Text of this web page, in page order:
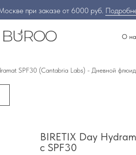
при заказе от 6000 руб.
О
SPF30 (Cantabria Labs) - Дневной
BIRETIX Day
с SPF30